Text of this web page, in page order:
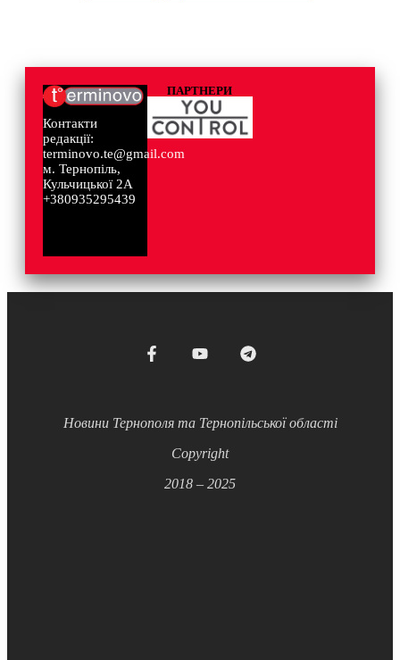
Контакти
редакції:
terminovo.te@gmail.com
м. Тернопіль,
Кульчицької 2А
+380935295439
ПАРТНЕРИ
Новини Тернополя та Тернопільської області
Copyright
2018 – 2025